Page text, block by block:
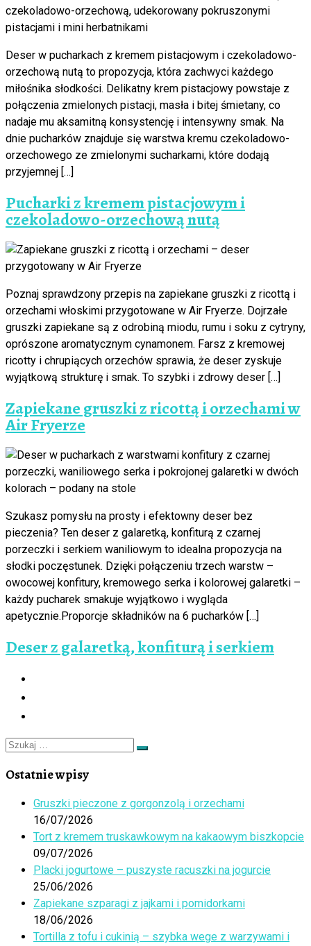
Deser w pucharkach z kremem pistacjowym i czekoladowo-
orzechową nutą to propozycja, która zachwyci każdego
miłośnika słodkości. Delikatny krem pistacjowy powstaje z
połączenia zmielonych pistacji, masła i bitej śmietany, co
nadaje mu aksamitną konsystencję i intensywny smak. Na
dnie pucharków znajduje się warstwa kremu czekoladowo-
orzechowego ze zmielonymi sucharkami, które dodają
przyjemnej […]
Pucharki z kremem pistacjowym i
czekoladowo-orzechową nutą
Poznaj sprawdzony przepis na zapiekane gruszki z ricottą i
orzechami włoskimi przygotowane w Air Fryerze. Dojrzałe
gruszki zapiekane są z odrobiną miodu, rumu i soku z cytryny,
oprószone aromatycznym cynamonem. Farsz z kremowej
ricotty i chrupiących orzechów sprawia, że deser zyskuje
wyjątkową strukturę i smak. To szybki i zdrowy deser […]
Zapiekane gruszki z ricottą i orzechami w
Air Fryerze
Szukasz pomysłu na prosty i efektowny deser bez
pieczenia? Ten deser z galaretką, konfiturą z czarnej
porzeczki i serkiem waniliowym to idealna propozycja na
słodki poczęstunek. Dzięki połączeniu trzech warstw –
owocowej konfitury, kremowego serka i kolorowej galaretki –
każdy pucharek smakuje wyjątkowo i wygląda
apetycznie.Proporcje składników na 6 pucharków […]
Deser z galaretką, konfiturą i serkiem
Szukaj
Szukaj
Ostatnie wpisy
Gruszki pieczone z gorgonzolą i orzechami
16/07/2026
Tort z kremem truskawkowym na kakaowym biszkopcie
09/07/2026
Placki jogurtowe – puszyste racuszki na jogurcie
25/06/2026
Zapiekane szparagi z jajkami i pomidorkami
18/06/2026
Tortilla z tofu i cukinią – szybka wege z warzywami i